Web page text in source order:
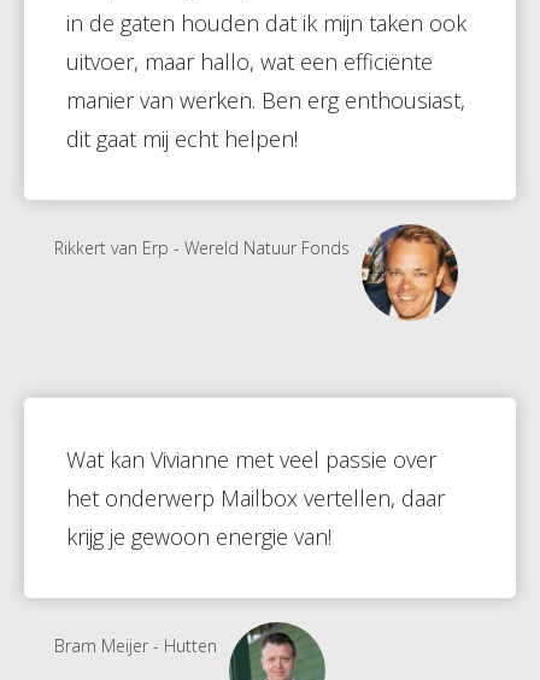
in de gaten houden dat ik mijn taken ook
uitvoer, maar hallo, wat een efficiënte
manier van werken. Ben erg enthousiast,
dit gaat mij echt helpen!
Rikkert van Erp - Wereld Natuur Fonds
Wat kan Vivianne met veel passie over
het onderwerp Mailbox vertellen, daar
krijg je gewoon energie van!
Bram Meijer - Hutten